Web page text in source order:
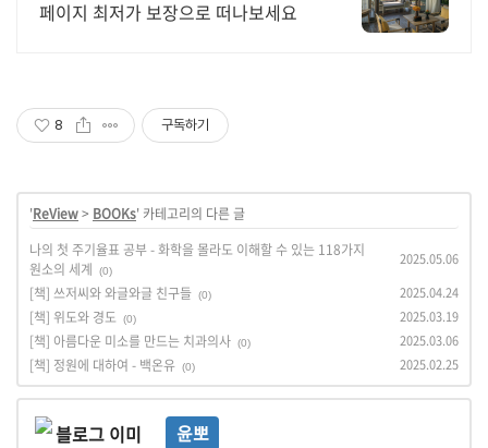
페이지 최저가 보장으로 떠나보세요
8 구독하기
'ReView> BOOKs' 카테고리의 다른 글
나의 첫 주기율표 공부 - 화학을 몰라도 이해할 수 있는 118가지
원소의 세계
(0)
2025.05.06
[책] 쓰저씨와 와글와글 친구들 (0) 2025.04.24
[책] 위도와 경도 (0) 2025.03.19
[책] 아름다운 미소를 만드는 치과의사 (0) 2025.03.06
[책] 정원에 대하여 - 백온유 (0) 2025.02.25
윤뽀